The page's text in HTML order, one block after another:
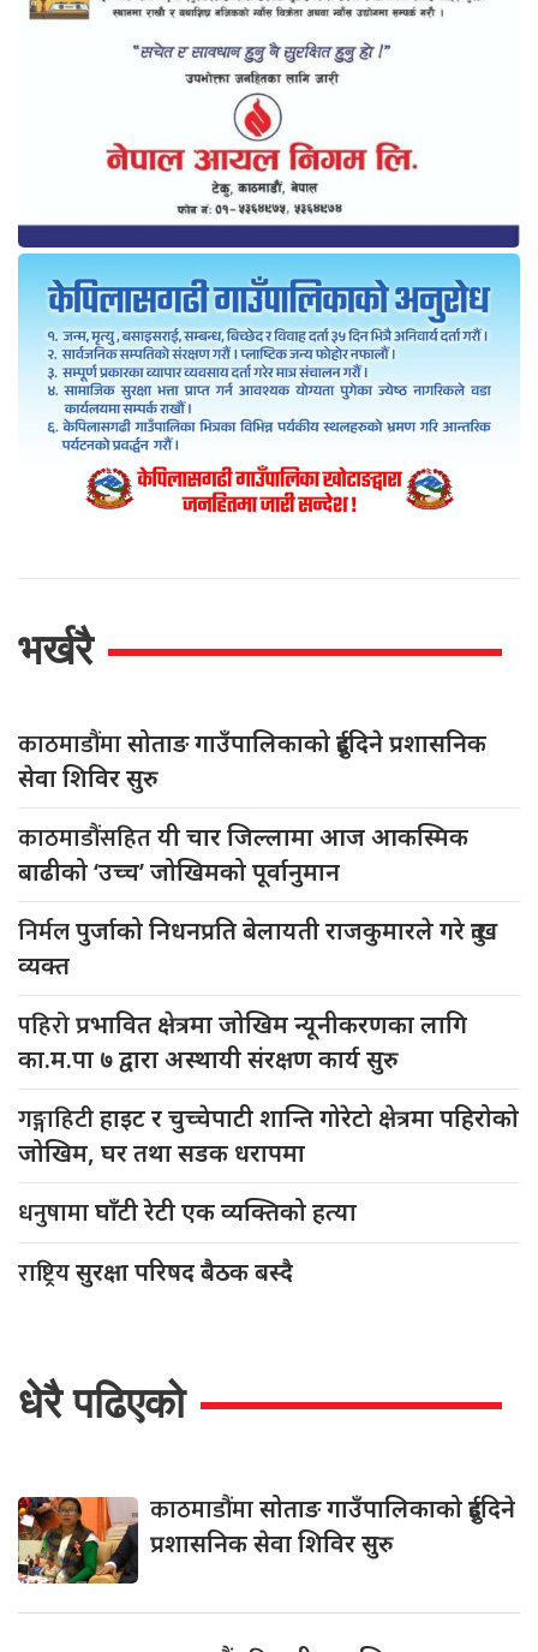
भर्खरै
काठमाडौंमासोताङ गाउँपालिकाको दुईदिने प्रशासनिक
सेवा शिविर सुरु
काठमाडौंसहितयी चार जिल्लामा आज आकस्मिक
बाढीको ‘उच्च’ जोखिमको पूर्वानुमान
निर्मलपुर्जाको निधनप्रति बेलायती राजकुमारले गरे दुःख
व्यक्त
पहिरोप्रभावित क्षेत्रमा जोखिम न्यूनीकरणका लागि
का.म.पा ७ द्वारा अस्थायी संरक्षण कार्य सुरु
गङ्गाहिटीहाइट र चुच्चेपाटी शान्ति गोरेटो क्षेत्रमा पहिरोको
जोखिम, घर तथा सडक धरापमा
धनुषामाघाँटी रेटी एक व्यक्तिको हत्या
राष्ट्रियसुरक्षा परिषद बैठक बस्दै
धेरै पढिएको
काठमाडौंमासोताङ गाउँपालिकाको दुईदिने
प्रशासनिक सेवा शिविर सुरु